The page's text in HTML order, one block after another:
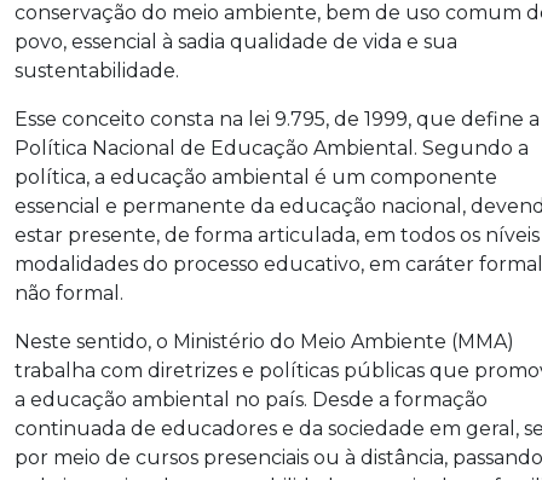
conservação do meio ambiente, bem de uso comum
povo, essencial à sadia qualidade de vida e sua
sustentabilidade.
Esse conceito consta na lei 9.795, de 1999, que define a
Política Nacional de Educação Ambiental. Segundo a
política, a educação ambiental é um componente
essencial e permanente da educação nacional,
estar presente, de forma articulada, em todos os
modalidades do processo educativo, em caráter
não formal.
Neste sentido, o Ministério do Meio Ambiente (MMA)
trabalha com diretrizes e políticas públicas que
a educação ambiental no país. Desde a formação
continuada de educadores e da sociedade em geral,
por meio de cursos presenciais ou à distância, passando